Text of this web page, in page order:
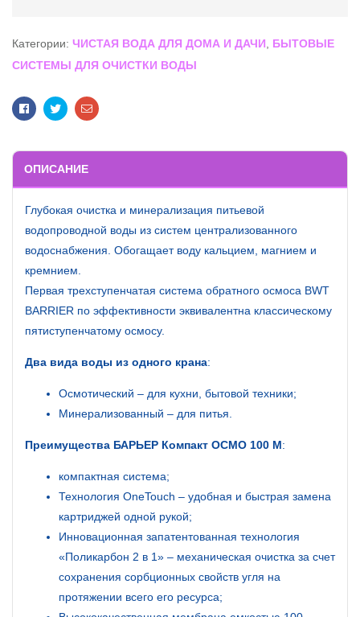
Категории: ЧИСТАЯ ВОДА ДЛЯ ДОМА И ДАЧИ
БЫТОВЫЕ
СИСТЕМЫ ДЛЯ ОЧИСТКИ ВОДЫ
FacebookTwitterEmail
ОПИСАНИЕ
Глубокая очистка и минерализация питьевой
водопроводной воды из систем централизованного
водоснабжения. Обогащает воду кальцием, магнием и
кремнием.
Первая трехступенчатая система обратного осмоса BWT
BARRIER по эффективности эквивалентна классическому
пятиступенчатому осмосу.
Два вида воды из одного крана:
Осмотический – для кухни, бытовой техники;
Минерализованный – для питья.
Преимущества БАРЬЕР Компакт ОСМО 100 М:
компактная система;
Технология OneTouch – удобная и быстрая замена
картриджей одной рукой;
Инновационная запатентованная технология
«Поликарбон 2 в 1» – механическая очистка за счет
сохранения сорбционных свойств угля на
протяжении всего его ресурса;